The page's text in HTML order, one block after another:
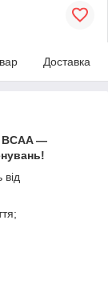
Доставка
BCAA —